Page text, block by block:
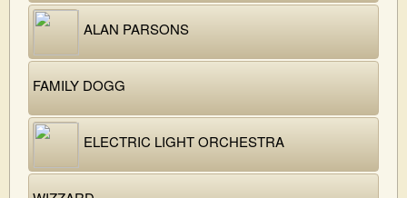
ALAN PARSONS
FAMILY DOGG
ELECTRIC LIGHT ORCHESTRA